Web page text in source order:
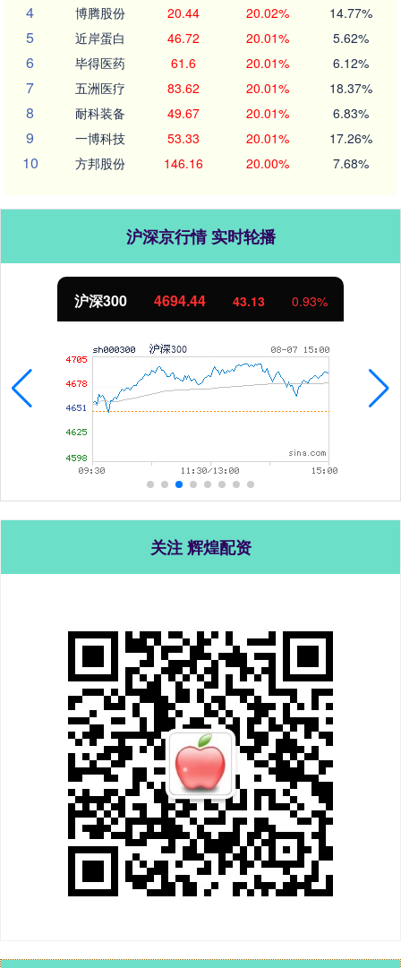
4 博腾股份 20.44 20.02% 14.77%
5 近岸蛋白 46.72 20.01% 5.62%
6 毕得医药 61.6 20.01% 6.12%
7 五洲医疗 83.62 20.01% 18.37%
8 耐科装备 49.67 20.01% 6.83%
9 一博科技 53.33 20.01% 17.26%
10 方邦股份 146.16 20.00% 7.68%
沪深京行情 实时轮播
沪深300 4694.44 43.13 0.93%
关注 辉煌配资